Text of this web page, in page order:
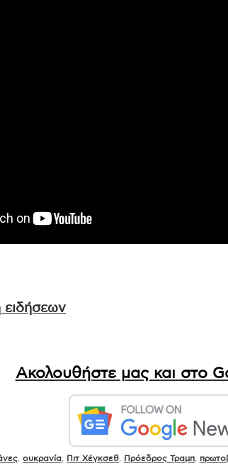
ειδήσεων
Ακολουθήστε μας και στο
ουκρανία Πιτ Χέγκσεθ Πρόεδρος Τραμπ